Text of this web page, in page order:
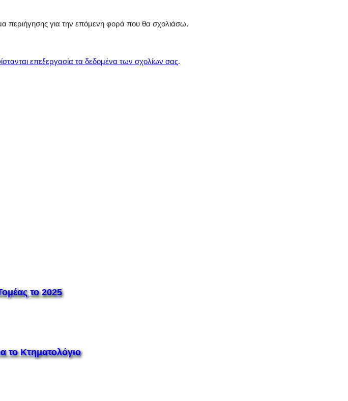
περιήγησης για την επόμενη φορά που θα σχολιάσω.
επεξεργασία τα δεδομένα των σχολίων σας.
το 2025
το Κτηματολόγιο